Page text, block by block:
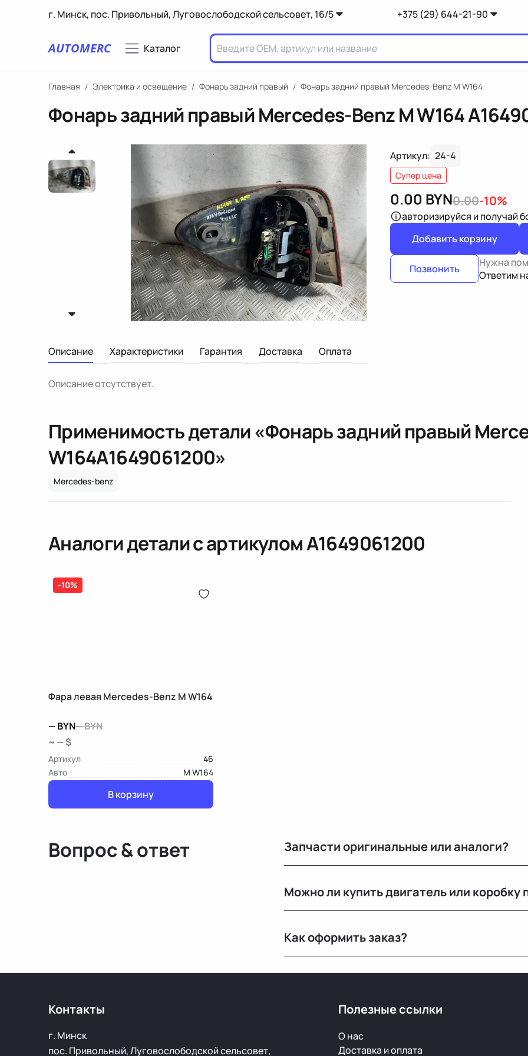
г. Минск, пос. Привольный, Луговослободской сельсовет, 16/5 +375 (29) 644-21-90
AUTOMERC Каталог
Главная / Электрика и освещение / Фонарь задний правый / Фонарь задний правый Mercedes-Benz M W164
Фонарь задний правый Mercedes-Benz M W164
Артикул: 24-4
Супер цена
0.00 BYN0.00-10%
авторизируйся и получай
Добавить корзину
Позвонить
Нужна
Ответим
Описание Характеристики Гарантия Доставка Оплата
Описание отсутствует.
Применимость детали «Фонарь задний правый
W164A1649061200»
Mercedes-benz
Аналоги детали с артикуломA1649061200
-10%
Фара левая Mercedes-Benz M W164
—BYN—BYN
~ — $
Артикул
46
Авто
M W164
В корзину
Вопрос & ответ Запчасти оригинальные или аналоги?
автомобилей с минимальным пробегом.
Можно ли купить двигатель или коробку
Как оформить заказ?
Контакты
г. Минск
пос. Привольный, Луговослободской сельсовет,
Полезные ссылки
О нас
Доставка и оплата